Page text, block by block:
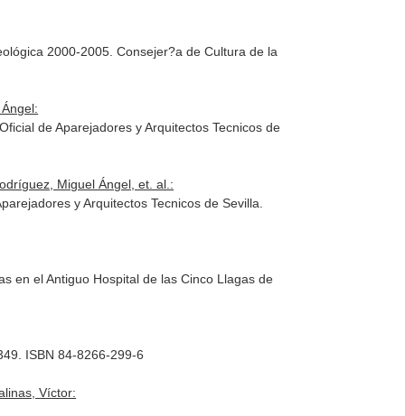
2000-2005. Consejer?a de Cultura de la
de Aparejadores y Arquitectos Tecnicos de
Miguel Ángel, et. al.:
y Arquitectos Tecnicos de Sevilla.
en el Antiguo Hospital de las Cinco Llagas de
ISBN 84-8266-299-6
Víctor: